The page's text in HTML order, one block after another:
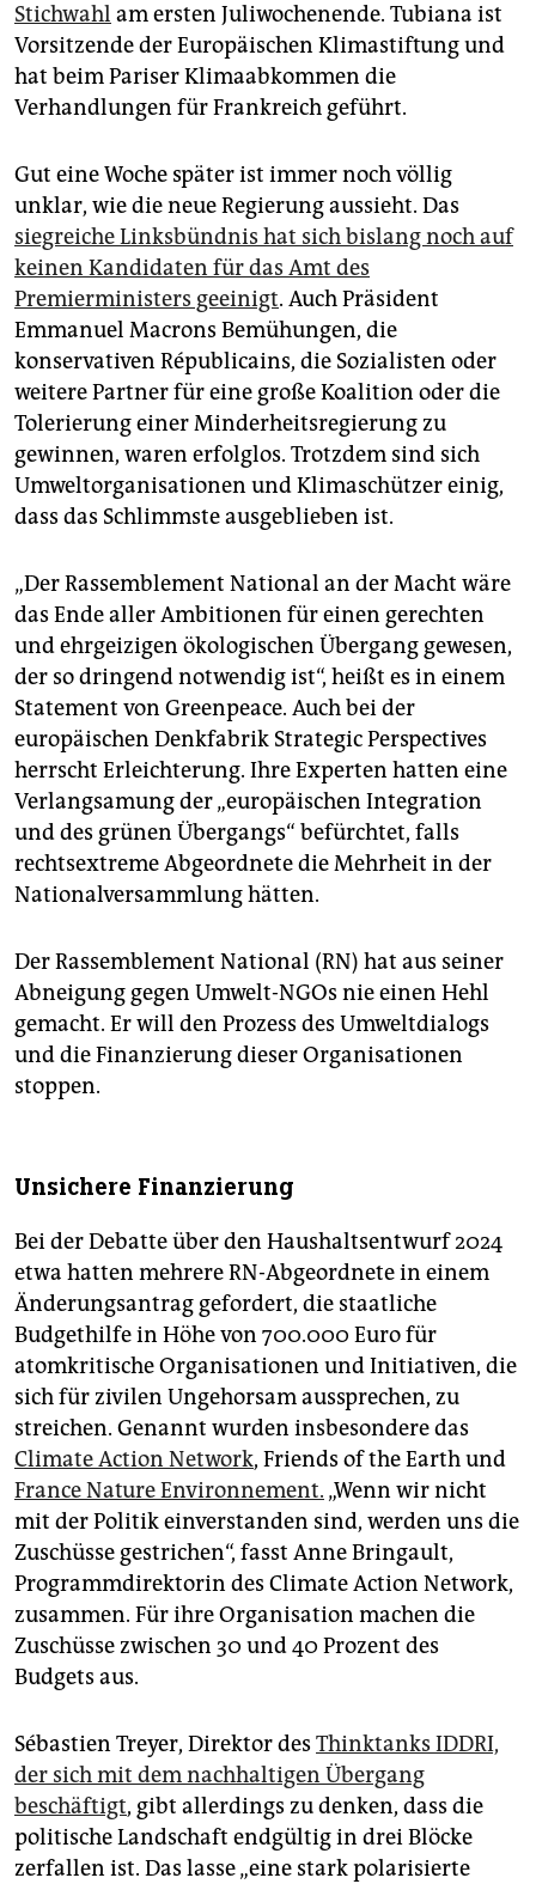
abo
genossenschaft
epaper login
Stichwahl am ersten Juliwochenende. Tubiana ist
Vorsitzende der Europäischen Klimastiftung und
hat beim Pariser Klimaabkommen die
Verhandlungen für Frankreich geführt.
Gut eine Woche später ist immer noch völlig
unklar, wie die neue Regierung aussieht. Das
siegreiche Linksbündnis hat sich bislang noch auf
keinen Kandidaten für das Amt des
Premierministers geeinigt. Auch Präsident
Emmanuel Macrons Bemühungen, die
konservativen Républicains, die Sozialisten oder
weitere Partner für eine große Koalition oder die
Tolerierung einer Minderheitsregierung zu
gewinnen, waren erfolglos. Trotzdem sind sich
Umweltorganisationen und Klimaschützer einig,
dass das Schlimmste ausgeblieben ist.
„Der Rassemblement National an der Macht wäre
das Ende aller Ambitionen für einen gerechten
und ehrgeizigen ökologischen Übergang gewesen,
der so dringend notwendig ist“, heißt es in einem
Statement von Greenpeace. Auch bei der
europäischen Denkfabrik Strategic Perspectives
herrscht Erleichterung. Ihre Experten hatten eine
Verlangsamung der „europäischen Integration
und des grünen Übergangs“ befürchtet, falls
rechtsextreme Abgeordnete die Mehrheit in der
Nationalversammlung hätten.
Der Rassemblement National (RN) hat aus seiner
Abneigung gegen Umwelt-NGOs nie einen Hehl
gemacht. Er will den Prozess des Umweltdialogs
und die Finanzierung dieser Organisationen
stoppen.
Unsichere Finanzierung
Bei der Debatte über den Haushaltsentwurf 2024
etwa hatten mehrere RN-Abgeordnete in einem
Änderungsantrag gefordert, die staatliche
Budgethilfe in Höhe von 700.000 Euro für
atomkritische Organisationen und Initiativen, die
sich für zivilen Ungehorsam aussprechen, zu
streichen. Genannt wurden insbesondere das
Climate Action Network, Friends of the Earth und
France Nature Environnement. „Wenn wir nicht
mit der Politik einverstanden sind, werden uns die
Zuschüsse gestrichen“, fasst Anne Bringault,
Programmdirektorin des Climate Action Network,
zusammen. Für ihre Organisation machen die
Zuschüsse zwischen 30 und 40 Prozent des
Budgets aus.
Sébastien Treyer, Direktor des Thinktanks IDDRI,
der sich mit dem nachhaltigen Übergang
beschäftigt, gibt allerdings zu denken, dass die
politische Landschaft endgültig in drei Blöcke
zerfallen ist. Das lasse „eine stark polarisierte